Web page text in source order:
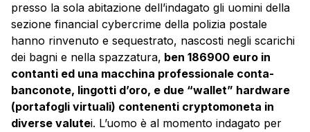
presso la sola abitazione dell’indagato gli uomini della
sezione financial cybercrime della polizia postale
hanno rinvenuto e sequestrato, nascosti negli scarichi
dei bagni e nella spazzatura, ben 186900 euro in
contanti ed una macchina professionale conta-
banconote, lingotti d’oro, e due “wallet” hardware
(portafogli virtuali) contenenti cryptomoneta in
diverse valutei. L’uomo è al momento indagato per